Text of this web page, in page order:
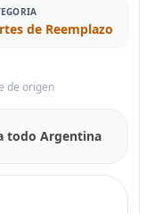
de Reemplazo
de origen
todo Argentina